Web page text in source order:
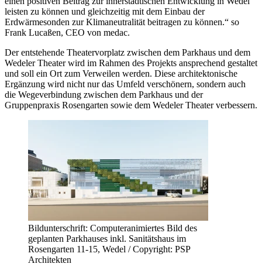
leisten zu können und gleichzeitig mit dem Einbau der
Erdwärmesonden zur Klimaneutralität beitragen zu können.“ so
Frank Lucaßen, CEO von medac.
Der entstehende Theatervorplatz zwischen dem Parkhaus und dem
Wedeler Theater wird im Rahmen des Projekts ansprechend gestaltet
und soll ein Ort zum Verweilen werden. Diese architektonische
Ergänzung wird nicht nur das Umfeld verschönern, sondern auch
die Wegeverbindung zwischen dem Parkhaus und der
Gruppenpraxis Rosengarten sowie dem Wedeler Theater verbessern.
Bildunterschrift: Computeranimiertes Bild des
geplanten Parkhauses inkl. Sanitätshaus im
Rosengarten 11-15, Wedel / Copyright: PSP
Architekten